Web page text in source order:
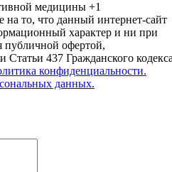
медицины +1
то, что данный интернет-сайт
характер и ни при
публичной офертой,
437 Гражданского
конфиденциальности.
данных.